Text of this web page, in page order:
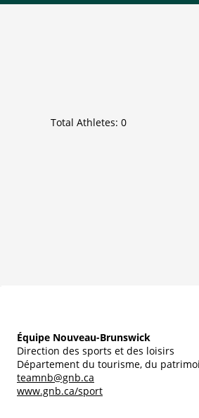
Total Athletes: 0
Équipe Nouveau-Brunswick
Direction des sports et des loisirs
Département du tourisme, du
teamnb@gnb.ca
www.gnb.ca/sport